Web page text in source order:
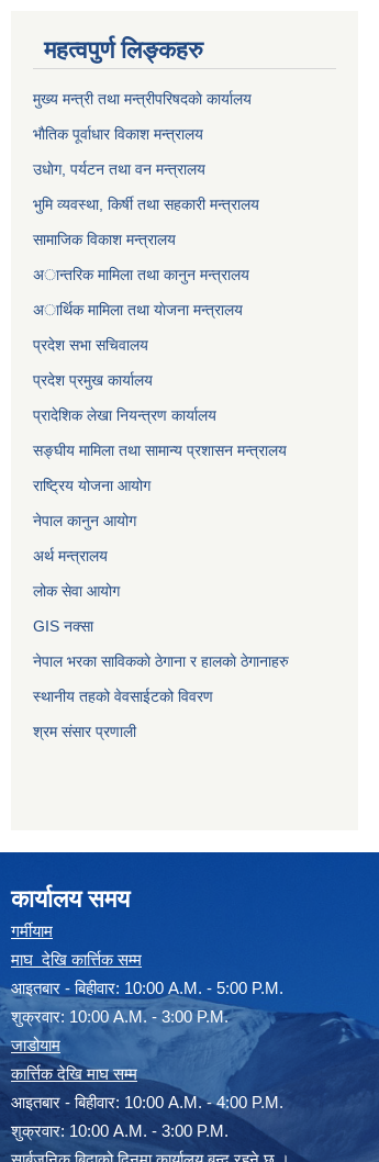
महत्वपुर्ण लिङ्कहरु
मुख्य मन्त्री तथा मन्त्रीपरिषदकाे कार्यालय
भाैतिक पूर्वाधार विकाश मन्त्रालय
उधाेग, पर्यटन तथा वन मन्त्रालय
भुमि व्यवस्था, किर्षी तथा सहकारी मन्त्रालय
सामाजिक विकाश मन्त्रालय
अान्तरिक मामिला तथा कानुन मन्त्रालय
अार्थिक मामिला तथा याेजना मन्त्रालय
प्रदेश सभा सचिवालय
प्रदेश प्रमुख कार्यालय
प्रादेशिक लेखा नियन्त्रण कार्यालय
सङ्‍घीय मामिला तथा सामान्य प्रशासन मन्त्रालय
राष्ट्रिय योजना आयोग
नेपाल कानुन आयोग
अर्थ मन्त्रालय
लोक सेवा आयोग
GIS नक्सा
नेपाल भरका साविककाे ठेगाना र हालकाे ठेगानाहरु
स्थानीय तहको वेवसाईटको विवरण
श्रम संसार प्रणाली
कार्यालय समय
गर्मीयाम
माघ देखि कार्त्तिक सम्म
आइतबार - बिहीवार: 10:00 A.M. - 5:00 P.M.
शुक्रवार: 10:00 A.M. - 3:00 P.M.
जाडोयाम
कार्त्तिक देखि माघ सम्म
आइतबार - बिहीवार: 10:00 A.M. - 4:00 P.M.
शुक्रवार: 10:00 A.M. - 3:00 P.M.